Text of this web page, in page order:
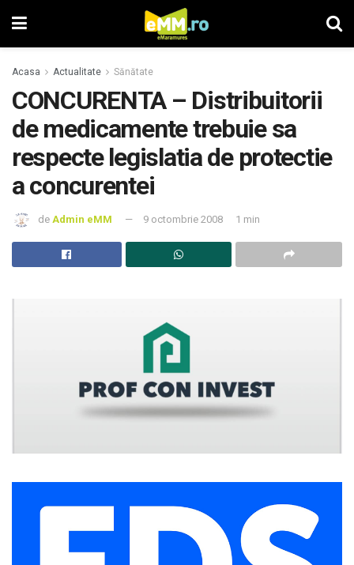
Acasa Actualitate Sănătate
CONCURENTA – Distribuitorii
de medicamente trebuie sa
respecte legislatia de protectie
a concurentei
de Admin eMM 9 octombrie 2008 1 min